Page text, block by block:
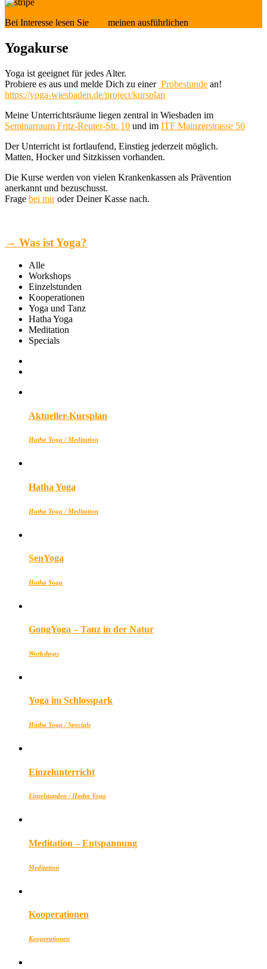
Bei Interesse lesen Sie meinen ausführlichen
Yogakurse
Yoga ist geeignet für jedes Alter.
Probiere es aus und melde Dich zu einer Probestunde an!
https://yoga-wiesbaden.de/project/kursplan
Meine Unterrichtsräume liegen zentral in Wiesbaden im
Seminarraum Fritz-Reuter-Str. 10 und im ITF Mainzerstrasse 50
Der Unterricht ist fortlaufend, Einstieg jederzeit möglich.
Matten, Hocker und Sitzkissen vorhanden.
Die Kurse werden von vielen Krankenkassen als Prävention
anerkannt und bezuschusst.
Frage bei miroder Deiner Kasse nach.
→ Was ist Yoga?
Alle
Workshops
Einzelstunden
Kooperationen
Yoga und Tanz
Hatha Yoga
Meditation
Specials
Aktueller-Kursplan
Hatha Yoga / Meditation
Hatha Yoga
Hatha Yoga / Meditation
SenYoga
Hatha Yoga
GongYoga – Tanz in der Natur
Workshops
Yoga im Schlosspark
Hatha Yoga / Specials
Einzelunterricht
Einzelstunden / Hatha Yoga
Meditation – Entspannung
Meditation
Kooperationen
Kooperationen